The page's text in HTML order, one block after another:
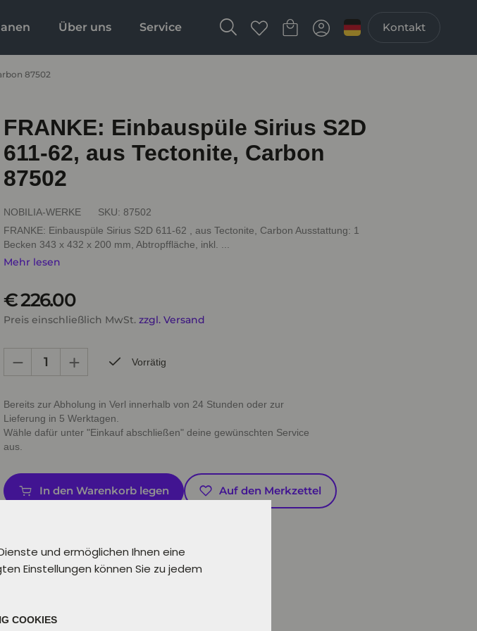
und ermöglichen Ihnen eine
Einstellungen können Sie zu jedem
COOKIES
Über uns Service Kontakt
87502
FRANKE: Einbauspüle Sirius S2D
611-62, aus Tectonite, Carbon
87502
NOBILIA-WERKE SKU: 87502
FRANKE: Einbauspüle Sirius S2D 611-62 , aus Tectonite, Carbon Ausstattung: 1
Becken 343 x 432 x 200 mm, Abtropffläche, inkl. ...
Mehr lesen
€ 226.00
Preis einschließlich MwSt. zzgl. Versand
Vorrätig
Bereits zur Abholung in Verl innerhalb von 24 Stunden oder zur
Lieferung in 5 Werktagen.
Wähle dafür unter "Einkauf abschließen" deine gewünschten Service
aus.
In den Warenkorb legen Auf den Merkzettel